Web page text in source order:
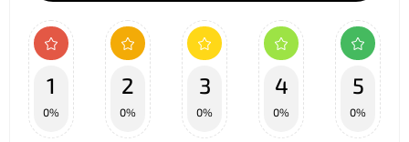
1
0%
2
0%
3
0%
4
0%
5
0%